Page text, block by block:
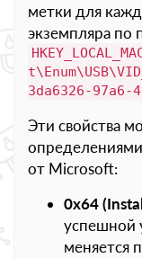
метки для
экземпляра по
3da6326-
Эти свойства
от Microsoft:
0x64
успешной
меняется